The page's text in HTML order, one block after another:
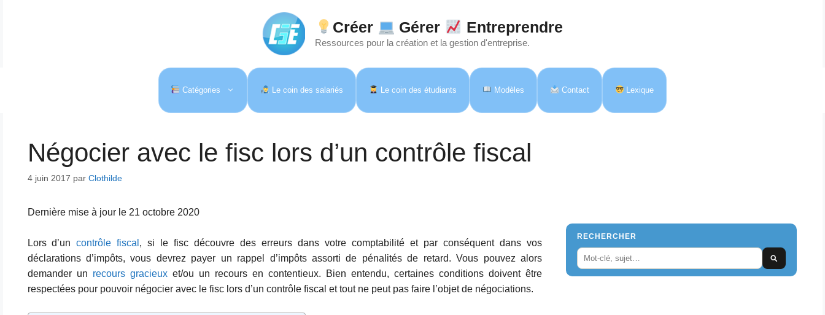
Créer Gérer Entreprendre
Ressources pour la création et la gestion d'entreprise.
Catégories Le coin des salariés Le coin des étudiants Modèles Contact Lexique
Négocier avec le fisc lors d’un contrôle fiscal
4 juin 2017 par Clothilde
Dernière mise à jour le 21 octobre 2020
Lors d’uncontrôle fiscal , si le fisc découvre des erreurs dans votre comptabilité et par conséquent dans vos
déclarations d’impôts, vous devrez payer un rappel d’impôts assorti de pénalités de retard. Vous pouvez alors
demander un recours gracieuxet/ou un recours en contentieux. Bien entendu, certaines conditions doivent être
respectées pour pouvoir négocier avec le fisc lors d’un contrôle fiscal et tout ne peut pas faire l’objet de négociations.
RECHERCHER